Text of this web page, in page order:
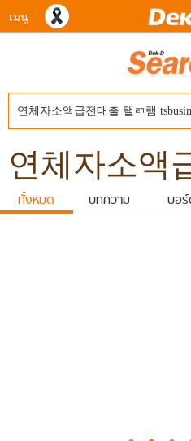
เมนู
ทั้งหมด บทความ บอ